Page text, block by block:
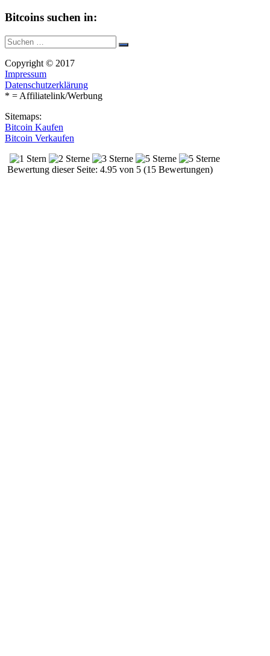
Bitcoins suchen in:
Suche
nach:
Suchen
Copyright © 2017
Impressum
Datenschutzerklärung
* = Affiliatelink/Werbung
Sitemaps:
Bitcoin Kaufen
Bitcoin Verkaufen
Bewertung dieser Seite: 4.95 von 5 (15 Bewertungen)